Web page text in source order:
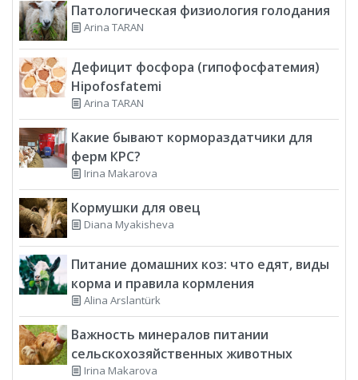
Патологическая физиология голодания
Arina TARAN
Дефицит фосфора (гипофосфатемия)
Hipofosfatemi
Arina TARAN
Какие бывают кормораздатчики для
ферм КРС?
Irina Makarova
Кормушки для овец
Diana Myakisheva
Питание домашних коз: что едят, виды
корма и правила кормления
Alina Arslantürk
Важность минералов питании
сельскохозяйственных животных
Irina Makarova